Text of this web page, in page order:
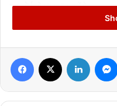
एयरपोर्ट से प्रस्थान करेंगे।
इसके बाद वे 04:15 बजे से 05:45
बैठक के उपरांत 05:50 बजे वे होटल
विवेकानंद एयरपोर्ट पहुंचेंगे।
Facebook LinkedIn